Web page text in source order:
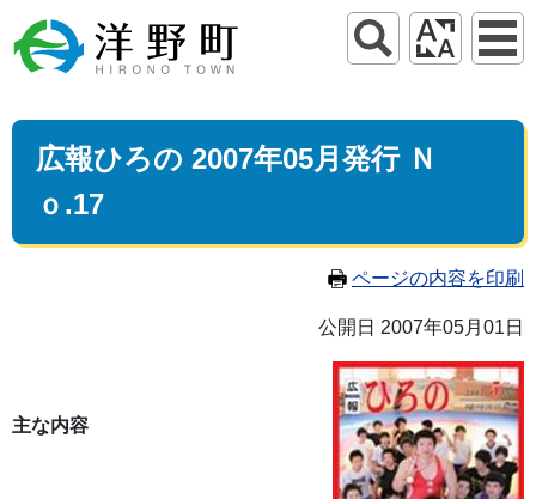
広報ひろの 2007年05月発行 Ｎ
ｏ.17
ページの内容を印刷
公開日 2007年05月01日
主な内容